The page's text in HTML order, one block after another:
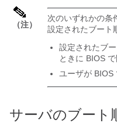
（注）
次のいずれかの条
設定されたブート
設定されたブ
ときに BIOS で
ユーザが BIOS
サーバのブート